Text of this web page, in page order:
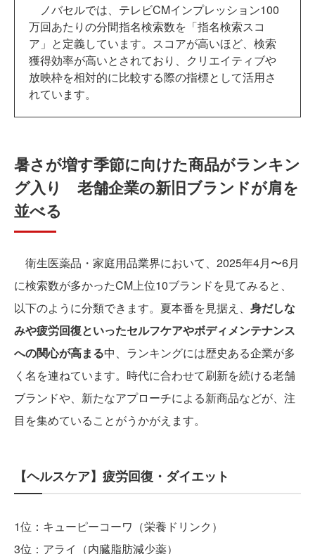
ノバセルでは、テレビCMインプレッション100
万回あたりの分間指名検索数を「指名検索スコ
ア」と定義しています。スコアが高いほど、検索
獲得効率が高いとされており、クリエイティブや
放映枠を相対的に比較する際の指標として活用さ
れています。
暑さが増す季節に向けた商品がランキン
グ入り 老舗企業の新旧ブランドが肩を
並べる
衛生医薬品・家庭用品業界において、2025年4月〜6月
に検索数が多かったCM上位10ブランドを見てみると、
以下のように分類できます。夏本番を見据え、 身だしな
みや疲労回復といったセルフケアやボディメンテナンス
への関心が高まる中、ランキングには歴史ある企業が多
く名を連ねています。時代に合わせて刷新を続ける老舗
ブランドや、新たなアプローチによる新商品などが、注
目を集めていることがうかがえます。
【ヘルスケア】疲労回復・ダイエット
1位：キューピーコーワ（栄養ドリンク）
3位：アライ（内臓脂肪減少薬）